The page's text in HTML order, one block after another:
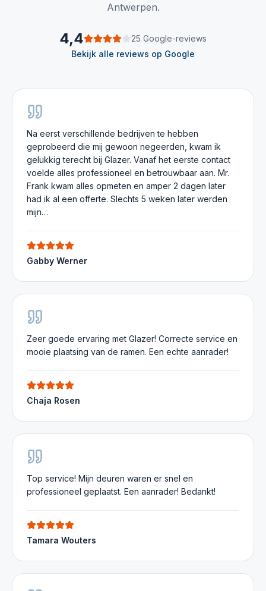
Antwerpen.
4,4 25 Google-reviews
Bekijk alle reviews op Google
Na eerst verschillende bedrijven te hebben
geprobeerd die mij gewoon negeerden, kwam ik
gelukkig terecht bij Glazer. Vanaf het eerste contact
voelde alles professioneel en betrouwbaar aan. Mr.
Frank kwam alles opmeten en amper 2 dagen later
had ik al een offerte. Slechts 5 weken later werden
mijn…
Gabby Werner
Zeer goede ervaring met Glazer! Correcte service en
mooie plaatsing van de ramen. Een echte aanrader!
Chaja Rosen
Top service! Mijn deuren waren er snel en
professioneel geplaatst. Een aanrader! Bedankt!
Tamara Wouters